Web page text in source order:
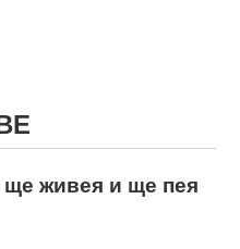
ще живея и ще пея